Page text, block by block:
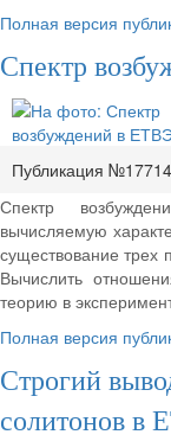
Полная версия
Спектр
Публикация
Спектр
вычисляемую
существование трех
Вычислить
теорию в
Полная версия
Строгий
солитонов в